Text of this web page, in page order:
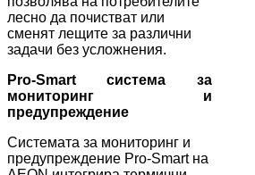
лесно да почистват или
сменят лещите за различни
задачи без усложнения.
Pro-Smart система за
мониторинг и
предупреждение
Системата за мониторинг и
предупреждение Pro-Smart на